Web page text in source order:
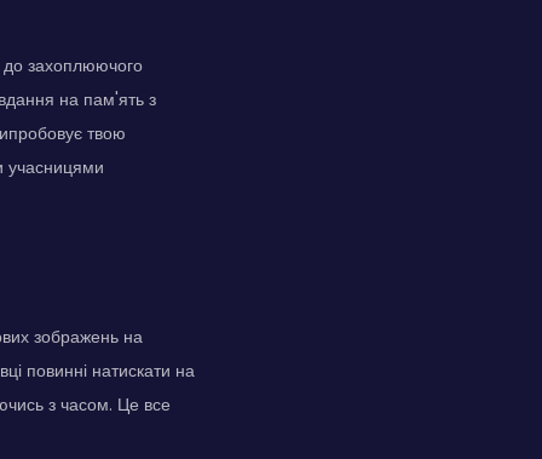
захоплюючого
на пам'ять з
твою
учасницями
зображень на
повинні натискати на
з часом. Це все